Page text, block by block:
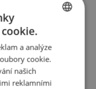
BULGARIAN
ENGLISH
GERMAN
a analýze
cookie.
našich
reklamními